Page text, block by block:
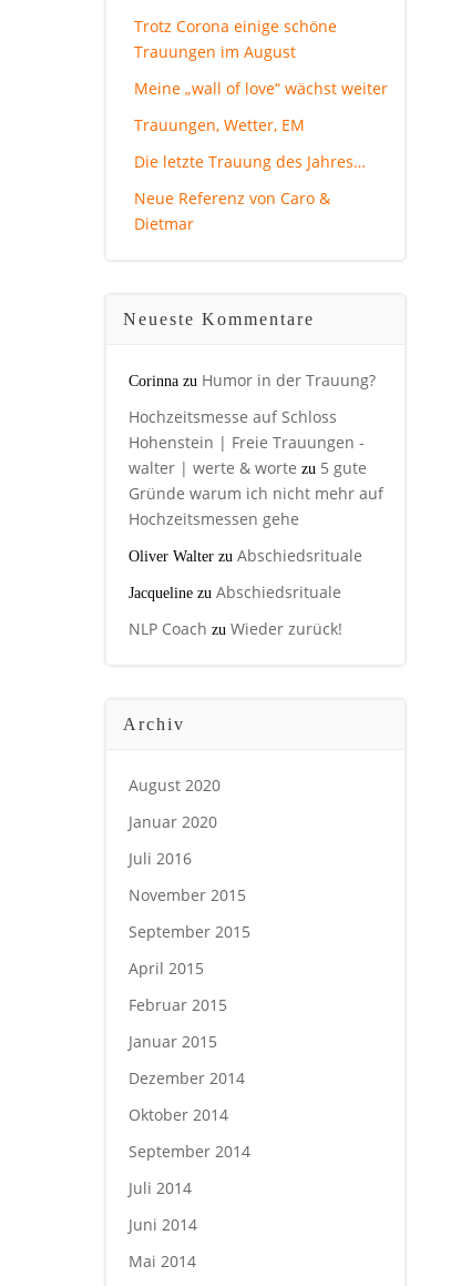
Trotz Corona einige schöne
Trauungen im August
Meine „wall of love“ wächst weiter
Trauungen, Wetter, EM
Die letzte Trauung des Jahres…
Neue Referenz von Caro &
Dietmar
Neueste Kommentare
Corinnazu Humor in der Trauung?
Hochzeitsmesse auf Schloss
Hohenstein | Freie Trauungen -
walter | werte & worte zu 5 gute
Gründe warum ich nicht mehr auf
Hochzeitsmessen gehe
Oliver Walterzu Abschiedsrituale
Jacquelinezu Abschiedsrituale
NLP Coach zu Wieder zurück!
Archiv
August 2020
Januar 2020
Juli 2016
November 2015
September 2015
April 2015
Februar 2015
Januar 2015
Dezember 2014
Oktober 2014
September 2014
Juli 2014
Juni 2014
Mai 2014